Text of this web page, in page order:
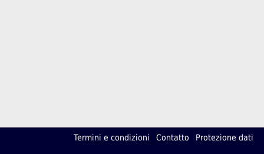
Termini e condizioni Contatto Protezione dati